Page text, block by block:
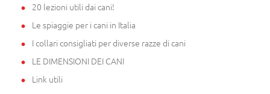
20 lezioni utili dai cani!
Le spiaggie per i cani in Italia
I collari consigliati per diverse razze di cani
LE DIMENSIONI DEI CANI
Link utili